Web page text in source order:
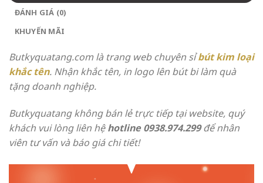
ĐÁNH GIÁ (0)
KHUYẾN MÃI
Butkyquatang.com là trang web chuyên sỉbút kim loại
khắc tên. Nhận khắc tên, in logo lên bút bi làm quà
tặng doanh nghiệp.
Butkyquatang không bán lẻ trực tiếp tại website, quý
khách vui lòng liên hệhotline 0938.974.299để nhân
viên tư vấn và báo giá chi tiết!